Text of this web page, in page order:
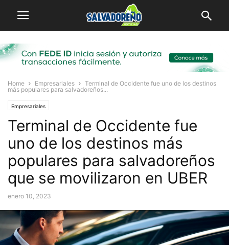
Home Empresariales
Terminal de Occidente fue uno de los destinos
más populares para salvadoreños...
Empresariales
Terminal de Occidente fue
uno de los destinos más
populares para salvadoreños
que se movilizaron en UBER
enero 10, 2023